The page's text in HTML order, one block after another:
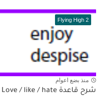
Flying High 2
منذ بضع اعوام
شرح قاعدة Love / like / hate